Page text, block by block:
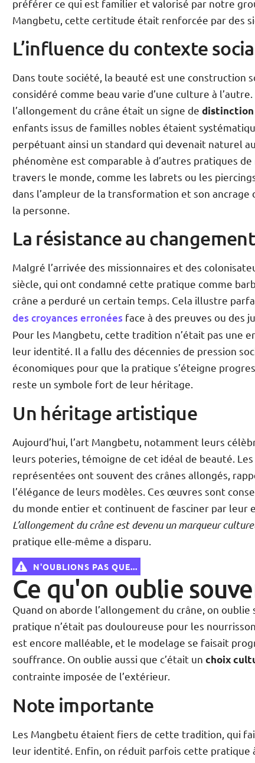
préférer ce qui est familier et valorisé par notre
Mangbetu, cette certitude était renforcée par des
L’influence du contexte
Dans toute société, la beauté est une construction
considéré comme beau varie d’une culture à
l’allongement du crâne était un signe de
enfants issus de familles nobles étaient
perpétuant ainsi un standard qui devenait naturel
phénomène est comparable à d’autres pratiques
travers le monde, comme les labrets ou les
dans l’ampleur de la transformation et son ancrage
la personne.
La résistance au changement
Malgré l’arrivée des missionnaires et des
siècle, qui ont condamné cette pratique comme
crâne a perduré un certain temps. Cela illustre
des croyances erronées face à des preuves ou des
Pour les Mangbetu, cette tradition n’était pas une
leur identité. Il a fallu des décennies de pression
économiques pour que la pratique s’éteigne
reste un symbole fort de leur héritage.
Un héritage artistique
Aujourd’hui, l’art Mangbetu, notamment leurs
leurs poteries, témoigne de cet idéal de beauté.
représentées ont souvent des crânes allongés,
l’élégance de leurs modèles. Ces œuvres sont
du monde entier et continuent de fasciner par leur
L’allongement du crâne est devenu un marqueur
pratique elle-même a disparu.
N'OUBLIONS PAS QUE...
Ce qu'on oublie
Quand on aborde l’allongement du crâne, on
pratique n’était pas douloureuse pour les
est encore malléable, et le modelage se faisait
souffrance. On oublie aussi que c’était unchoix
contrainte imposée de l’extérieur.
Note importante
Les Mangbetu étaient fiers de cette tradition, qui
leur identité. Enfin, on réduit parfois cette pratique